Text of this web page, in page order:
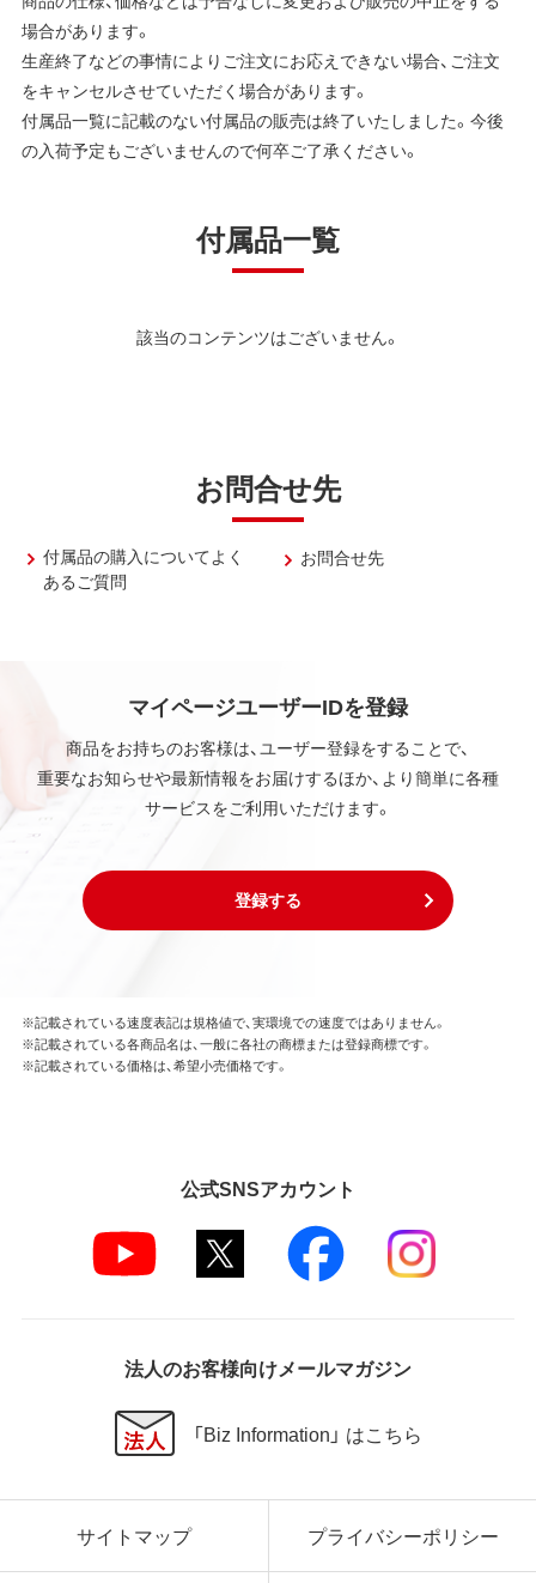
場合があります。
生産終了などの事情によりご注文にお応えできない場合、ご注文
をキャンセルさせていただく場合があります。
付属品一覧に記載のない付属品の販売は終了いたしました。今後
の入荷予定もございませんので何卒ご了承ください。
付属品一覧
該当のコンテンツはございません。
お問合せ先
付属品の購入についてよく
あるご質問
お問合せ先
マイページユーザーIDを登録
商品をお持ちのお客様は、ユーザー登録をすることで、
重要なお知らせや最新情報をお届けするほか、より簡単に各種
サービスをご利用いただけます。
登録する
※記載されている速度表記は規格値で、実環境での速度ではありません。
※記載されている各商品名は、一般に各社の商標または登録商標です。
※記載されている価格は、希望小売価格です。
公式SNSアカウント
法人のお客様向けメールマガジン
「Biz Information」 はこちら
サイトマップ プライバシーポリシー